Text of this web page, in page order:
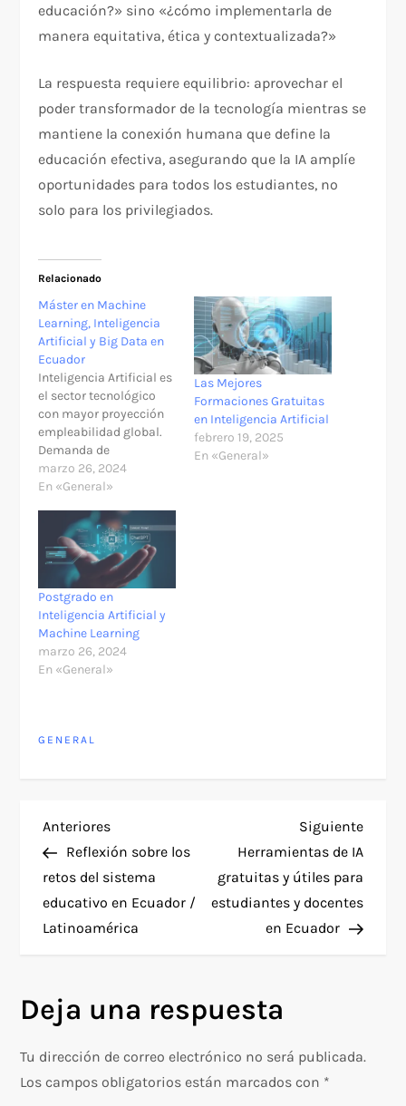
educación?» sino «¿cómo implementarla de
manera equitativa, ética y contextualizada?»​
La respuesta requiere equilibrio: aprovechar el
poder transformador de la tecnología mientras se
mantiene la conexión humana que define la
educación efectiva, asegurando que la IA amplíe
oportunidades para todos los estudiantes, no
solo para los privilegiados.
Relacionado
Máster en Machine
Learning, Inteligencia
Artificial y Big Data en
Ecuador
Inteligencia Artificial es
el sector tecnológico
con mayor proyección
empleabilidad global.
Demanda de
especialistas en
Machine Learning, Deep
anual—crecimiento
sostenido que supera
cualquier otra profesión
tecnológica. Ecuador
ofrece acceso a
maestrías
internacionales de
universidades europeas
de prestigio,
respaldo de
marzo 26, 2024
En «General»
Las Mejores
Formaciones Gratuitas
en Inteligencia Artificial
febrero 19, 2025
En «General»
Postgrado en
Inteligencia Artificial y
Machine Learning
marzo 26, 2024
En «General»
GENERAL
N
a
v
g
a
c
Entrada
anterior
Anteriores
Reflexión sobre los
retos del sistema
educativo en Ecuador /
Latinoamérica
Siguiente
Herramientas de IA
gratuitas y útiles para
estudiantes y docentes
en Ecuador
Deja una respuesta
Tu dirección de correo electrónico no será publicada.
Los campos obligatorios están marcados con *